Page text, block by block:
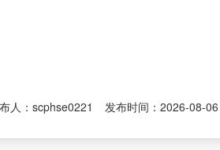
人：scphse0221 发布时间：2026-08-06